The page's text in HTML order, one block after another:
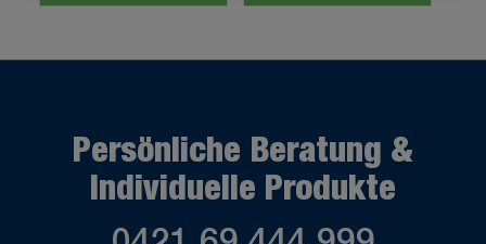
Persönliche Beratung &
Individuelle Produkte